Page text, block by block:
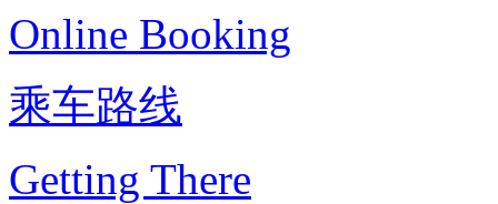
Online Booking
乘车路线
Getting There